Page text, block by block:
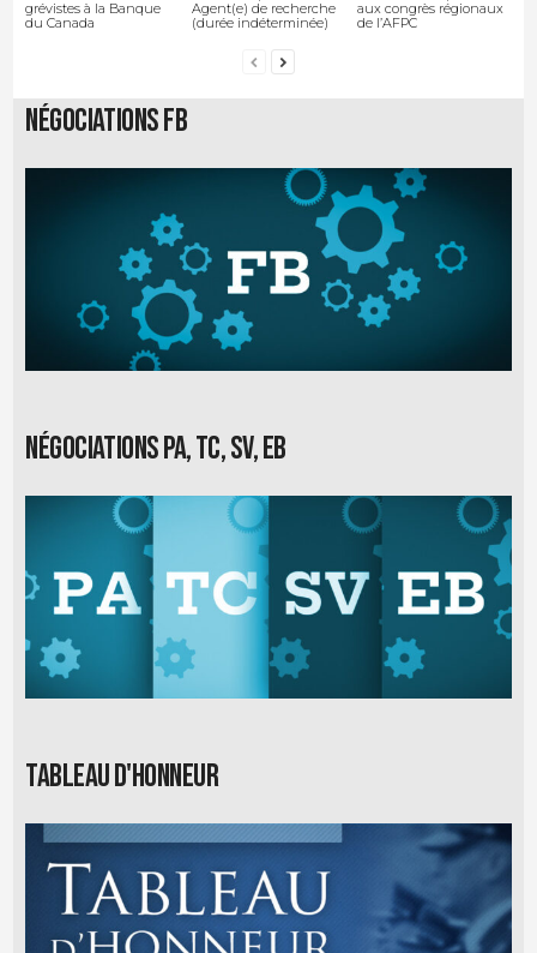
grévistes à la Banque
du Canada
Agent(e) de recherche
(durée indéterminée)
aux congrès régionaux
de l’AFPC
Négociations FB
Négociations PA, TC, SV, EB
Tableau d'honneur